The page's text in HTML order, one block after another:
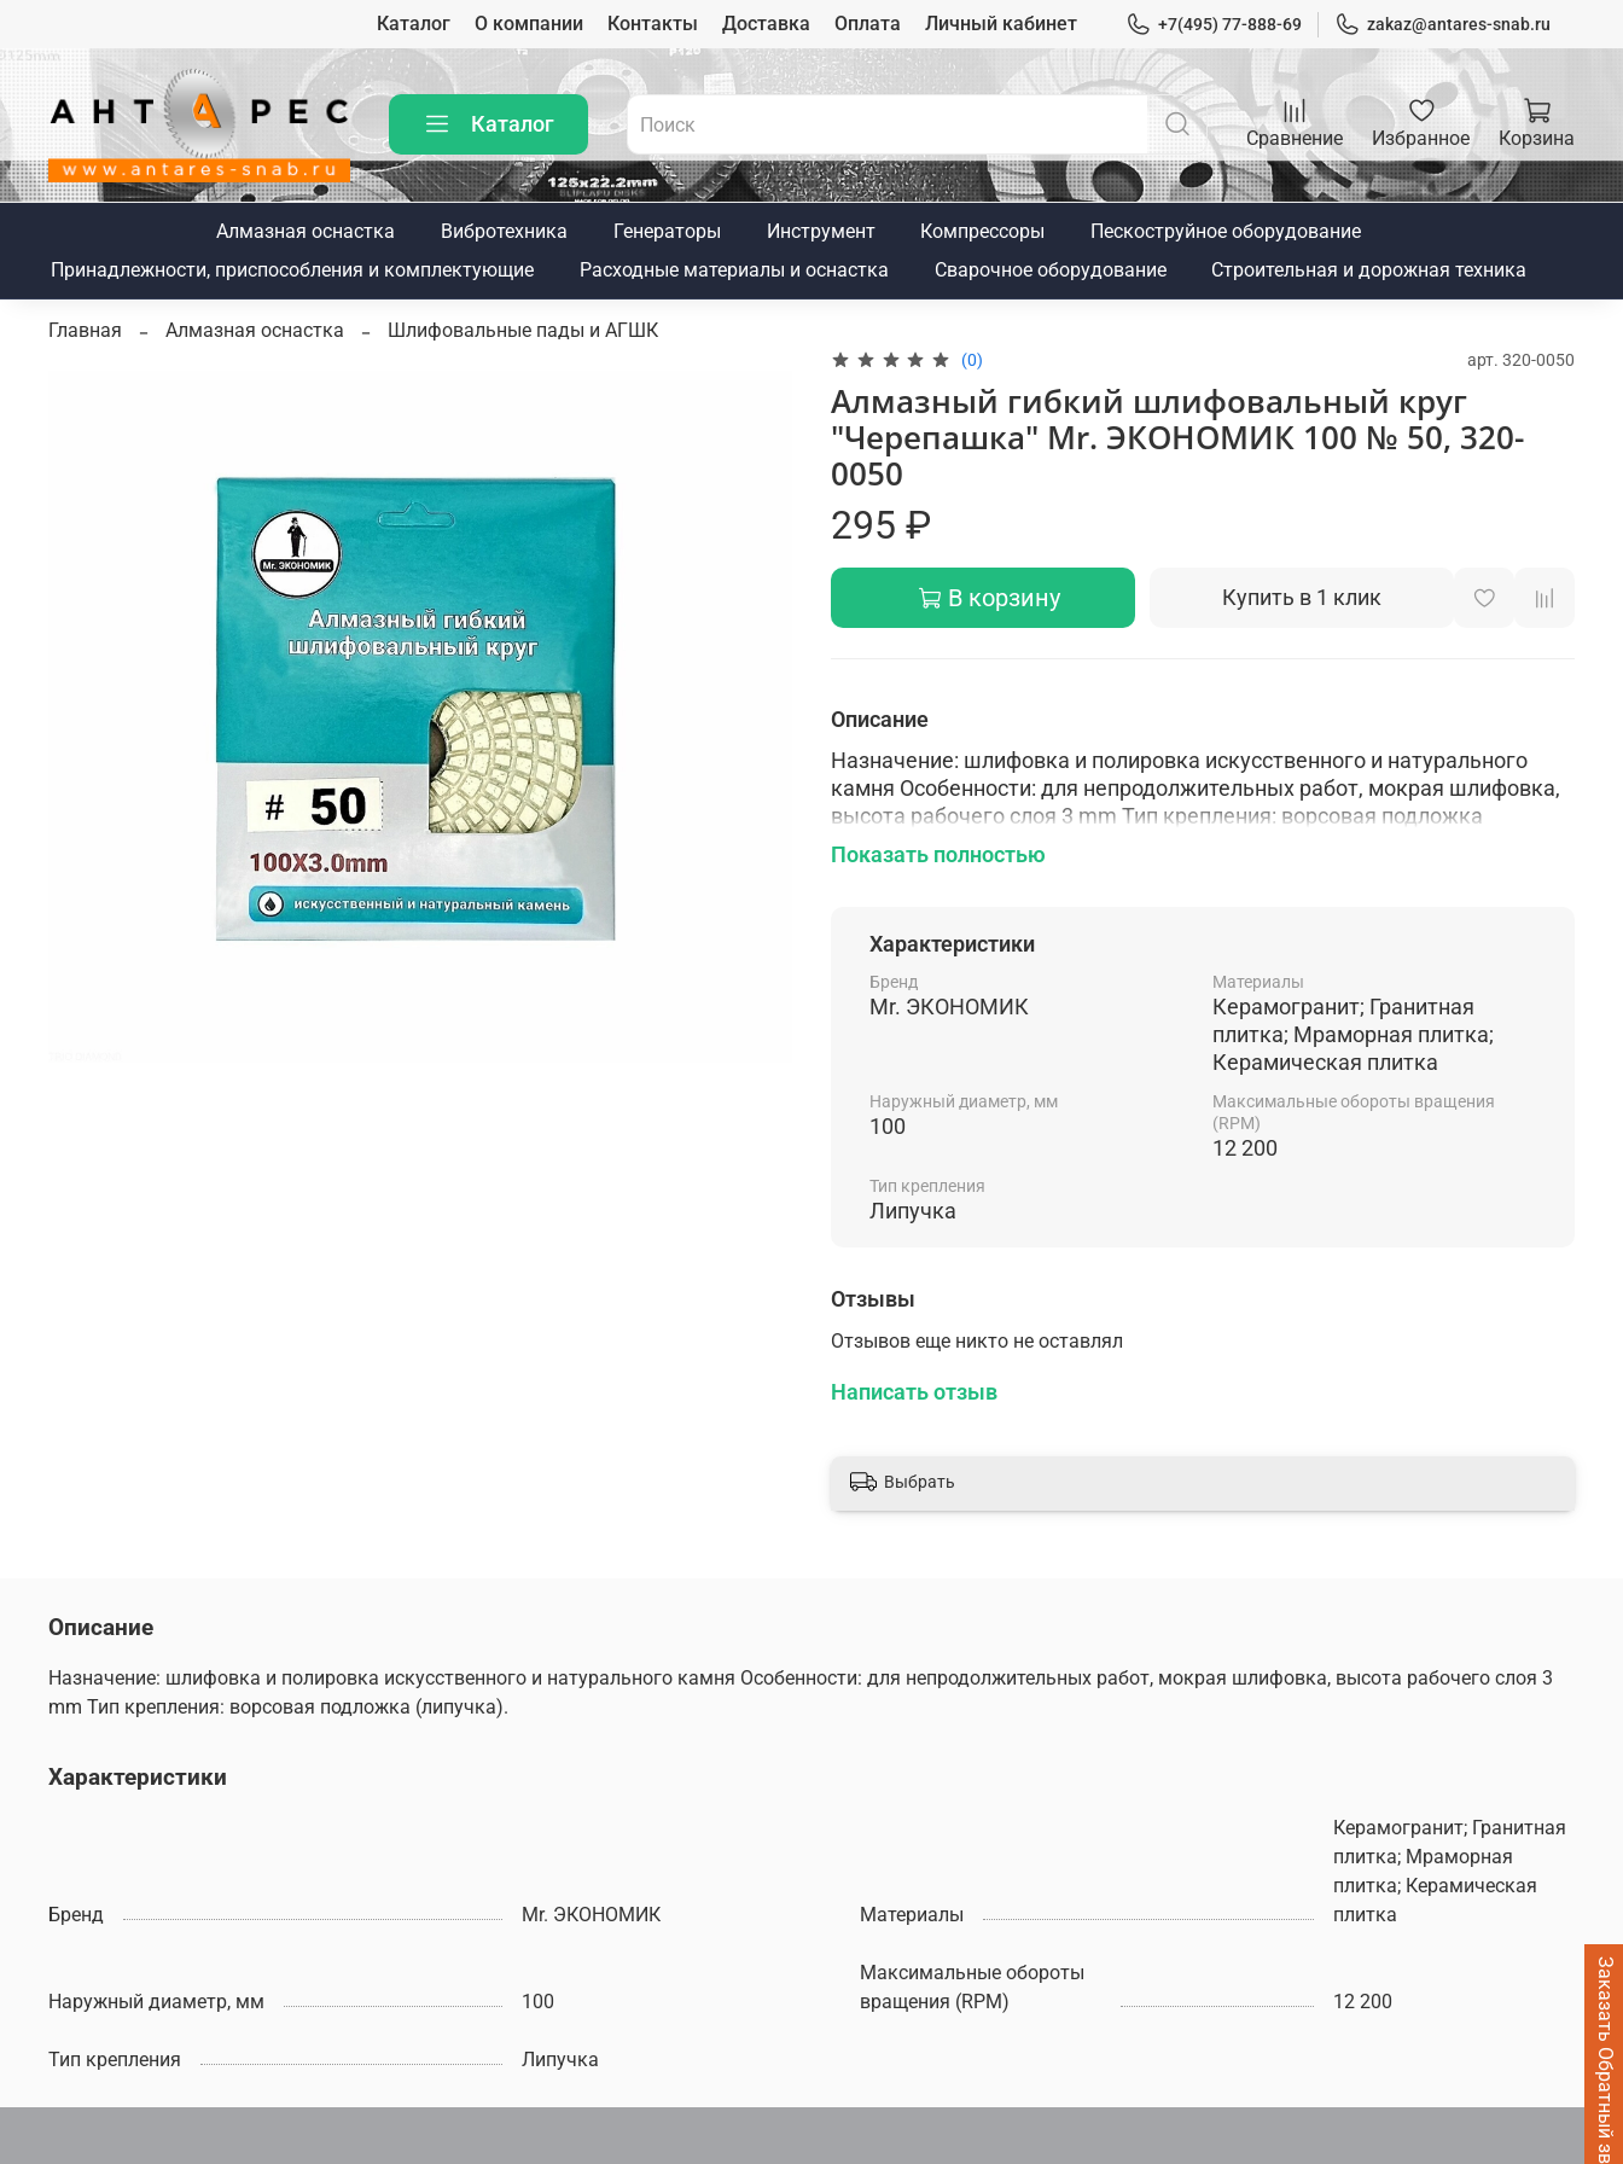
Заказать Обратный звонок
Каталог О компании Контакты Доставка Оплата Личный кабинет +7(495) 77-888-69 zakaz@antares-snab.ru
Каталог
Сравнение Избранное Корзина
Алмазная оснастка Вибротехника Генераторы Инструмент Компрессоры
Пескоструйное оборудование
Принадлежности, приспособления и комплектующие
Расходные материалы и оснастка Сварочное оборудование Строительная и дорожная техника
Главная Алмазная оснастка Шлифовальные пады и АГШК
(0) арт. 320-0050
Алмазный гибкий шлифовальный круг
"Черепашка" Mr. ЭКОНОМИК 100 № 50, 320-
0050
295 ₽
В корзину Купить в 1 клик
Описание
Назначение: шлифовка и полировка искусственного и натурального
камня Особенности: для непродолжительных работ, мокрая шлифовка,
высота рабочего слоя 3 mm Тип крепления: ворсовая подложка
(липучка).
Показать полностью
Характеристики
Бренд
Mr. ЭКОНОМИК
Материалы
Керамогранит; Гранитная
плитка; Мраморная плитка;
Керамическая плитка
Наружный диаметр, мм
100
Максимальные обороты вращения
(RPM)
12 200
Тип крепления
Липучка
Отзывы
Отзывов еще никто не оставлял
Написать отзыв
Выбрать
Описание
Назначение: шлифовка и полировка искусственного и натурального камня Особенности: для непродолжительных работ, мокрая шлифовка, высота рабочего слоя 3
mm Тип крепления: ворсовая подложка (липучка).
Характеристики
Бренд Mr. ЭКОНОМИК Материалы
Керамогранит; Гранитная
плитка; Мраморная
плитка; Керамическая
плитка
Наружный диаметр, мм 100
Максимальные обороты
вращения (RPM)
12 200
Тип крепления Липучка